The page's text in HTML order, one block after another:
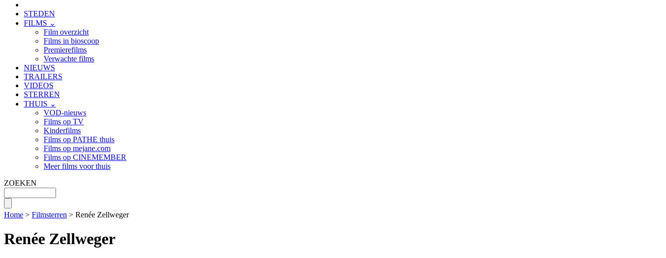
STEDEN
FILMS ⌄
Film overzicht
Films in bioscoop
Premierefilms
Verwachte films
NIEUWS
TRAILERS
VIDEOS
STERREN
THUIS ⌄
VOD-nieuws
Films op TV
Kinderfilms
Films op PATHE thuis
Films op mejane.com
Films op CINEMEMBER
Meer films voor thuis
ZOEKEN
Home > Filmsterren > Renée Zellweger
Renée Zellweger